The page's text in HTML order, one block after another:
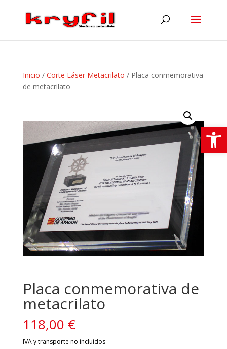
Inicio / Corte Láser Metacrilato / Placa conmemorativa
de metacrilato
Placa conmemorativa de
metacrilato
118,00 €